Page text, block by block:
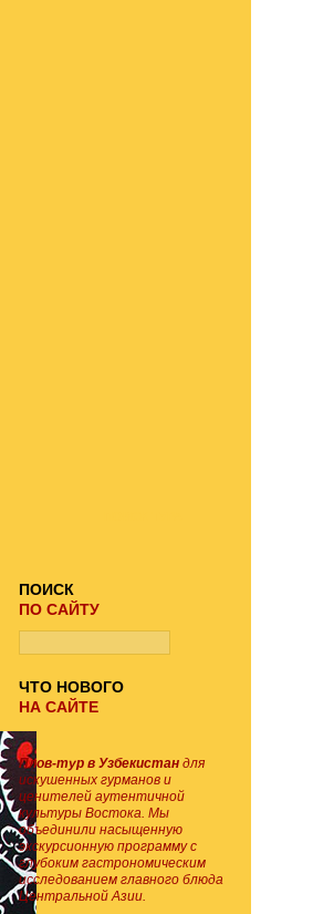
ПОИСК
ПО САЙТУ
ЧТО НОВОГО
НА САЙТЕ
Плов-тур в Узбекистан для
искушенных гурманов и
ценителей аутентичной
культуры Востока. Мы
объединили насыщенную
экскурсионную программу с
глубоким гастрономическим
исследованием главного блюда
Центральной Азии.